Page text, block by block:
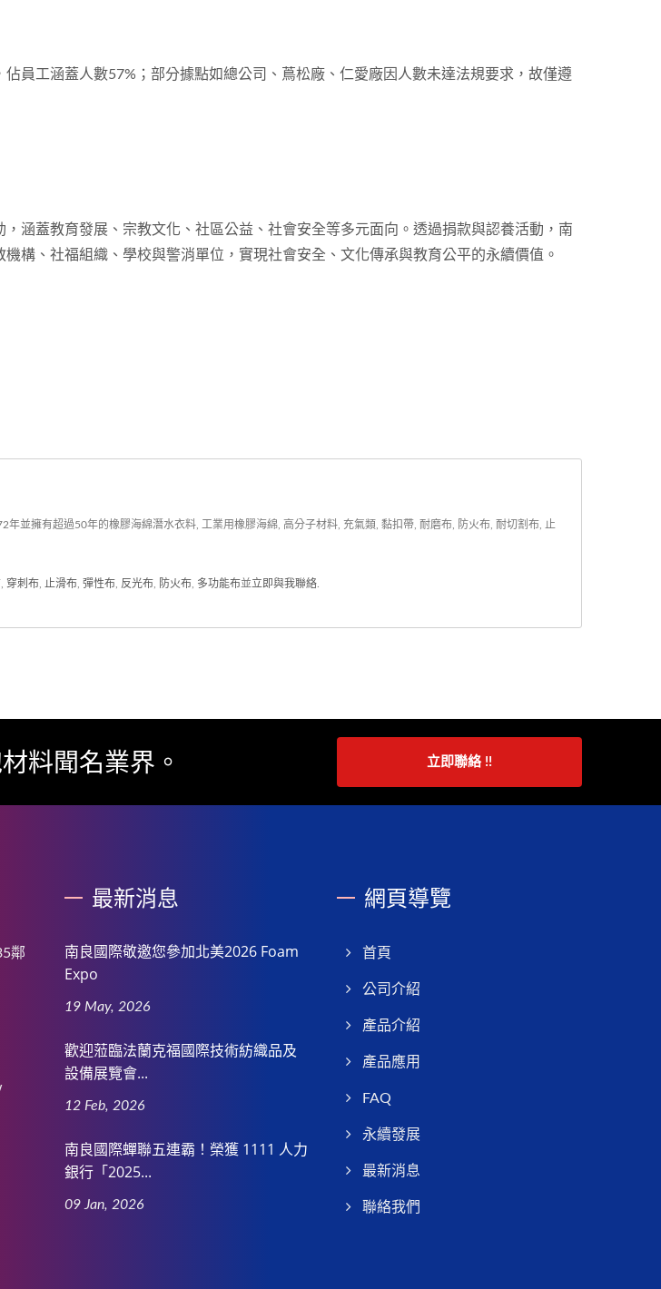
員工涵蓋人數57%；部分據點如總公司、蔦松廠、仁愛廠因人數未達法規要求，故僅遵
涵蓋教育發展、宗教文化、社區公益、社會安全等多元面向。透過捐款與認養活動，南
構、社福組織、學校與警消單位，實現社會安全、文化傳承與教育公平的永續價值。
並擁有超過50年的橡膠海綿潛水衣料, 工業用橡膠海綿, 高分子材料, 充氣類, 黏扣帶, 耐磨布, 防火布, 耐切割布, 止
穿刺布 止滑布 彈性布 反光布 防火布 多功能布並立即與我聯絡
料聞名業界。 立即聯絡 !!
鄰
最新消息
南良國際敬邀您參加北美2026 Foam
Expo
19 May, 2026
歡迎蒞臨法蘭克福國際技術紡織品及
設備展覽會...
12 Feb, 2026
南良國際蟬聯五連霸！榮獲 1111 人力
銀行「2025...
09 Jan, 2026
網頁導覽
首頁
公司介紹
產品介紹
產品應用
FAQ
永續發展
最新消息
聯絡我們